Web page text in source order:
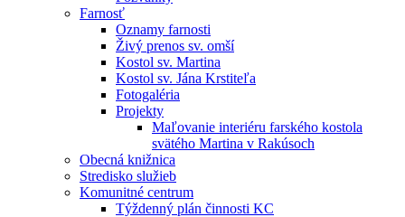
Farnosť
Oznamy farnosti
Živý prenos sv. omší
Kostol sv. Martina
Kostol sv. Jána Krstiteľa
Fotogaléria
Projekty
Maľovanie interiéru farského kostola
svätého Martina v Rakúsoch
Obecná knižnica
Stredisko služieb
Komunitné centrum
Týždenný plán činnosti KC